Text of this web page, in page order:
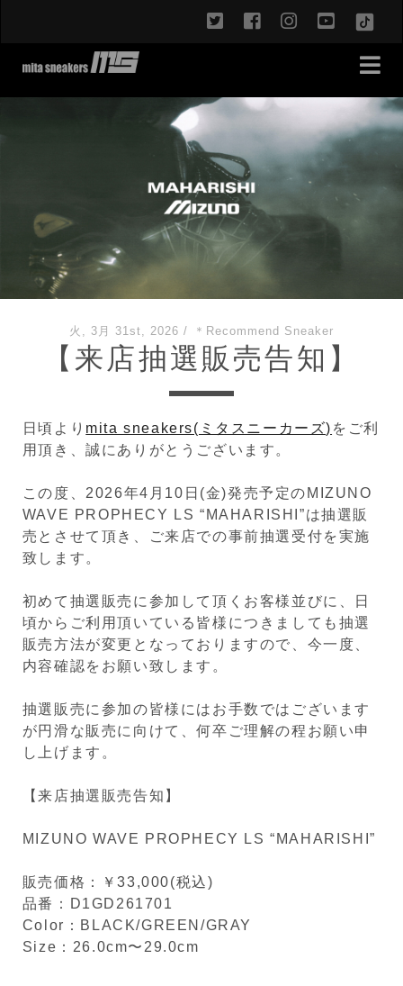
twitterfacebookinstagram
火, 3月 31st, 2026 / ＊Recommend Sneaker
【来店抽選販売告知】
日頃より mita sneakers(ミタスニーカーズ) をご利
用頂き、誠にありがとうございます。
この度、2026年4月10日(金)発売予定の MIZUNO
WAVE PROPHECY LS “MAHARISHI”は抽選販
売とさせて頂き、ご来店での事前抽選受付を実施
致します。
初めて抽選販売に参加して頂くお客様並びに、日
頃からご利用頂いている皆様につきましても抽選
販売方法が変更となっておりますので、今一度、
内容確認をお願い致します。
抽選販売に参加の皆様にはお手数ではございます
が円滑な販売に向けて、何卒ご理解の程お願い申
し上げます。
【来店抽選販売告知】
MIZUNO WAVE PROPHECY LS “MAHARISHI”
販売価格：￥33,000(税込)
品番：D1GD261701
Color：BLACK/GREEN/GRAY
Size：26.0cm〜29.0cm